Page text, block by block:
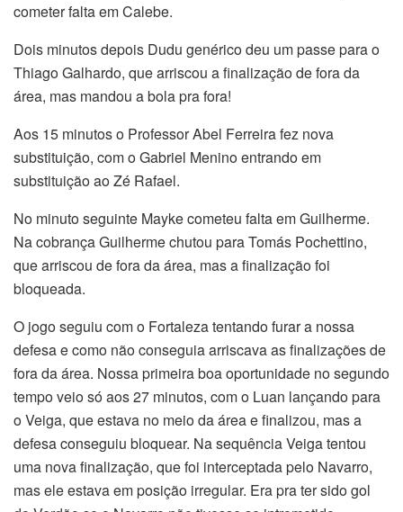
cometer falta em Calebe.
Dois minutos depois Dudu genérico deu um passe para o
Thiago Galhardo, que arriscou a finalização de fora da
área, mas mandou a bola pra fora!
Aos 15 minutos o Professor Abel Ferreira fez nova
substituição, com o Gabriel Menino entrando em
substituição ao Zé Rafael.
No minuto seguinte Mayke cometeu falta em Guilherme.
Na cobrança Guilherme chutou para Tomás Pochettino,
que arriscou de fora da área, mas a finalização foi
bloqueada.
O jogo seguiu com o Fortaleza tentando furar a nossa
defesa e como não conseguia arriscava as finalizações de
fora da área. Nossa primeira boa oportunidade no segundo
tempo veio só aos 27 minutos, com o Luan lançando para
o Veiga, que estava no meio da área e finalizou, mas a
defesa conseguiu bloquear. Na sequência Veiga tentou
uma nova finalização, que foi interceptada pelo Navarro,
mas ele estava em posição irregular. Era pra ter sido gol